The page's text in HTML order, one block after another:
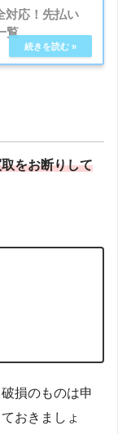
対応！先払い
覧
をお断りして
損のものは申
おきましょ